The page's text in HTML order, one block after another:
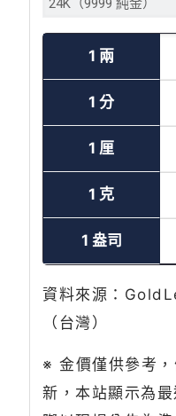
1 兩
1 分
1 厘
1 克
1 盎司
資料來源：
（台灣）
※ 金價僅供參考
新，本站顯示為